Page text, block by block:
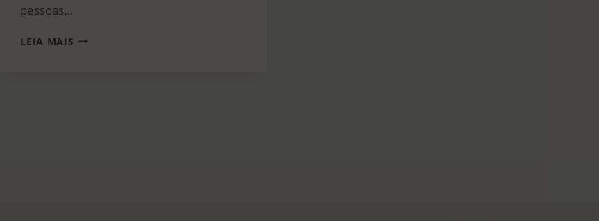
pessoas…
LEIA MAIS COMPARATIVO